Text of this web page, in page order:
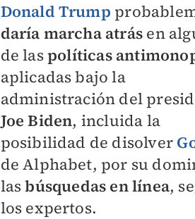
Donald Trump
daría marcha atrás en
de laspolíticas
aplicadas bajo la
administración del
Joe Biden, incluida la
posibilidad de disolver
de Alphabet, por su
lasbúsquedas en línea,
los expertos.